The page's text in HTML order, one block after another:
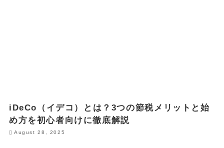
iDeCo（イデコ）とは？3つの節税メリットと始
め方を初心者向けに徹底解説
August 28, 2025